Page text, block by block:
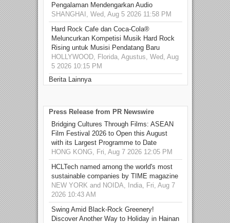
Pengalaman Mendengarkan Audio
SHANGHAI, Wed, Aug 5 2026 11:58 PM
Hard Rock Cafe dan Coca-Cola®
Meluncurkan Kompetisi Musik Hard Rock
Rising untuk Musisi Pendatang Baru
HOLLYWOOD, Florida, Agustus, Wed, Aug
5 2026 10:15 PM
Berita Lainnya
Press Release from PR Newswire
Bridging Cultures Through Films: ASEAN
Film Festival 2026 to Open this August
with its Largest Programme to Date
HONG KONG, Fri, Aug 7 2026 12:05 PM
HCLTech named among the world's most
sustainable companies by TIME magazine
NEW YORK and NOIDA, India, Fri, Aug 7
2026 10:43 AM
Swing Amid Black‑Rock Greenery!
Discover Another Way to Holiday in Hainan